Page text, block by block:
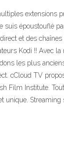
extensions
époustouflé
et des
Kodi !! Avec
les plus
cCloud TV
Film Institute.
unique.